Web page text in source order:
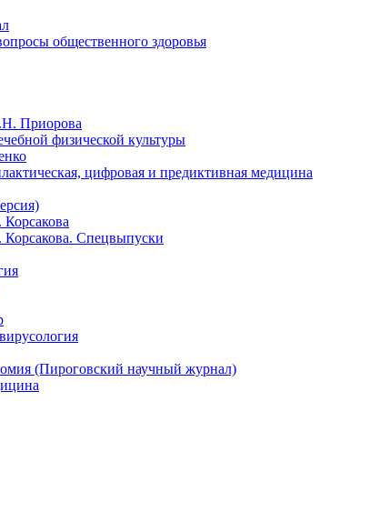
общественного здоровья
Приорова
физической культуры
цифровая и предиктивная медицина
Спецвыпуски
(Пироговский научный журнал)